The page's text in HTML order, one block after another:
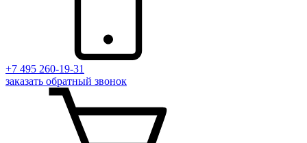
+7 495 260-19-31
заказать обратный звонок